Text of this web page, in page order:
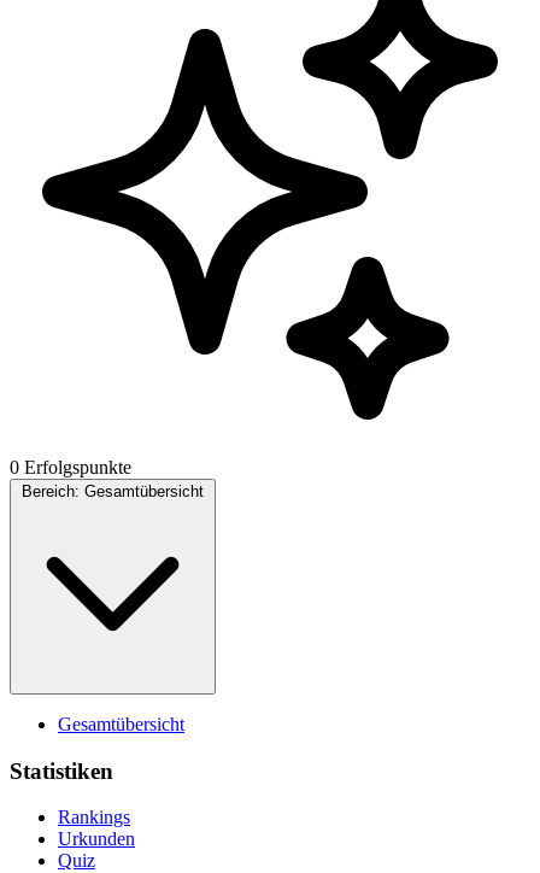
0 Erfolgspunkte
Bereich: Gesamtübersicht
Gesamtübersicht
Statistiken
Rankings
Urkunden
Quiz